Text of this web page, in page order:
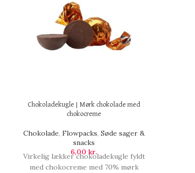
Chokoladekugle | Mørk chokolade med
chokocreme
Chokolade, Flowpacks, Søde sager &
snacks
6,00 kr.
Virkelig lækker chokoladekugle fyldt
med chokocreme med 70% mørk